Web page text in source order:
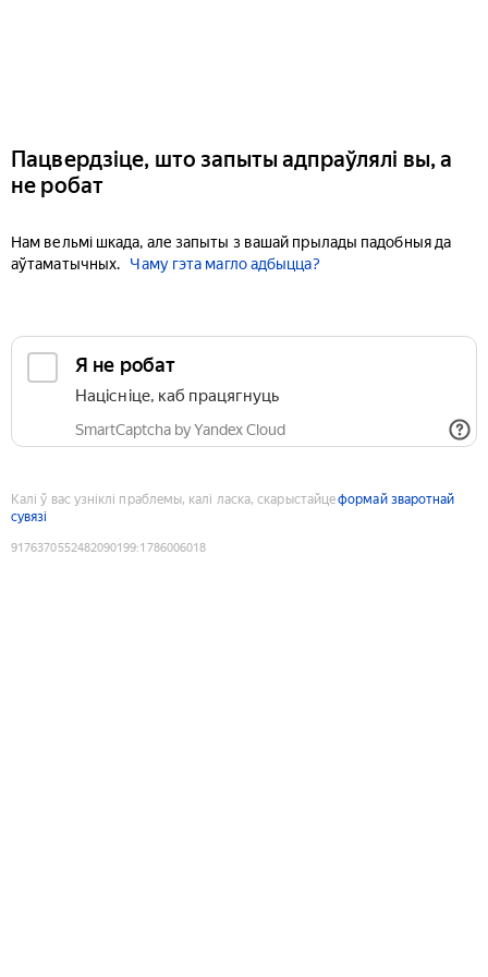
Пацвердзіце, што запыты адпраўлялі вы, а
не робат
Нам вельмі шкада, але запыты з вашай прылады падобныя да
аўтаматычных.
Чаму гэта магло адбыцца?
Я не робат
Націсніце, каб працягнуць
SmartCaptcha by Yandex Cloud
Калі ў вас узніклі праблемы, калі ласка, скарыстайцеформай зваротнай
сувязі
9176370552482090199:1786006018